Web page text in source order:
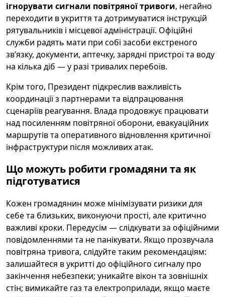
ігнорувати сигнали повітряної тривоги, негайно
переходити в укриття та дотримуватися інструкцій
рятувальників і місцевої адміністрації. Офіційні
служби радять мати при собі засоби екстреного
зв’язку, документи, аптечку, зарядні пристрої та воду
на кілька діб — у разі тривалих перебоїв.
Крім того, Президент підкреслив важливість
координації з партнерами та відпрацювання
сценаріїв реагування. Влада продовжує працювати
над посиленням повітряної оборони, евакуаційних
маршрутів та оперативного відновлення критичної
інфраструктури після можливих атак.
Що можуть робити громадяни та як
підготуватися
Кожен громадянин може мінімізувати ризики для
себе та близьких, виконуючи прості, але критично
важливі кроки. Передусім — слідкувати за офіційними
повідомленнями та не панікувати. Якщо прозвучала
повітряна тривога, слідуйте таким рекомендаціям:
залишайтеся в укритті до офіційного сигналу про
закінчення небезпеки; уникайте вікон та зовнішніх
стін; вимикайте газ та електроприлади, якщо маєте